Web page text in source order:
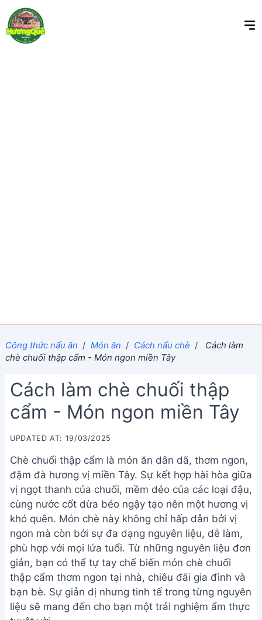
Công thức nấu ăn / Món ăn / Cách nấu chè /
Cách làm
chè chuối thập cẩm - Món ngon miền Tây
Cách làm chè chuối thập
cẩm - Món ngon miền Tây
UPDATED AT: 19/03/2025
Chè chuối thập cẩm là món ăn dân dã, thơm ngon,
đậm đà hương vị miền Tây. Sự kết hợp hài hòa giữa
vị ngọt thanh của chuối, mềm dẻo của các loại đậu,
cùng nước cốt dừa béo ngậy tạo nên một hương vị
khó quên. Món chè này không chỉ hấp dẫn bởi vị
ngon mà còn bởi sự đa dạng nguyên liệu, dễ làm,
phù hợp với mọi lứa tuổi. Từ những nguyên liệu đơn
giản, bạn có thể tự tay chế biến món chè chuối
thập cẩm thơm ngon tại nhà, chiêu đãi gia đình và
bạn bè. Sự giản dị nhưng tinh tế trong từng nguyên
liệu sẽ mang đến cho bạn một trải nghiệm ẩm thực